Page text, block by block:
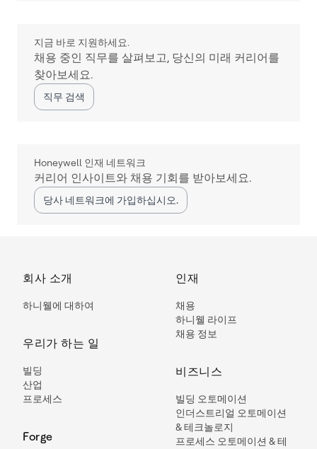
지금 바로 지원하세요.
채용 중인 직무를 살펴보고, 당신의 미래 커리어를
찾아보세요.
직무 검색
Honeywell 인재 네트워크
커리어 인사이트와 채용 기회를 받아보세요.
당사 네트워크에 가입하십시오.
회사 소개
하니웰에 대하여
우리가 하는 일
빌딩
산업
프로세스
Forge
인재
채용
하니웰 라이프
채용 정보
비즈니스
빌딩 오토메이션
인더스트리얼 오토메이션
& 테크놀로지
프로세스 오토메이션 & 테